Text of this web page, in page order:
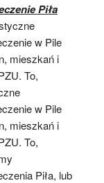
Piła
w Pile
mieszkań i
To,
w Pile
mieszkań i
To,
Piła, lub